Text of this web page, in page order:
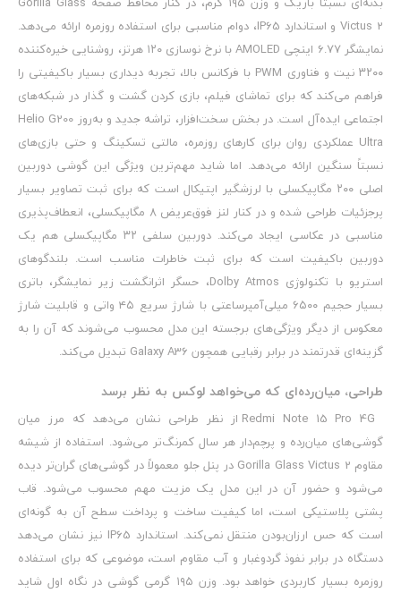
Victus 2 و استاندارد IP65، دوام مناسبی برای استفاده روزمره ارائه می‌دهد.
نمایشگر ۶.۷۷ اینچی AMOLED با نرخ نوسازی ۱۲۰ هرتز، روشنایی خیره‌کننده
۳۲۰۰ نیت و فناوری PWM با فرکانس بالا، تجربه دیداری بسیار باکیفیتی را
فراهم می‌کند که برای تماشای فیلم، بازی کردن گشت و گذار در شبکه‌های
اجتماعی ایده‌آل است. در بخش سخت‌افزار، تراشه جدید و به‌روز Helio G200
Ultra عملکردی روان برای کارهای روزمره، مالتی تسکینگ و حتی بازی‌های
نسبتاً سنگین ارائه می‌دهد. اما شاید مهم‌ترین ویژگی این گوشی دوربین
اصلی ۲۰۰ مگاپیکسلی با لرزشگیر اپتیکال است که برای ثبت تصاویر بسیار
پرجزئیات طراحی شده و در کنار لنز فوق‌عریض ۸ مگاپیکسلی، انعطاف‌پذیری
مناسبی در عکاسی ایجاد می‌کند. دوربین سلفی ۳۲ مگاپیکسلی هم یک
دوربین باکیفیت است که برای ثبت خاطرات مناسب است. بلندگوهای
استریو با تکنولوژی Dolby Atmos، حسگر اثرانگشت زیر نمایشگر، باتری
بسیار حجیم ۶۵۰۰ میلی‌آمپرساعتی با شارژ سریع ۴۵ واتی و قابلیت شارژ
معکوس از دیگر ویژگی‌های برجسته این مدل محسوب می‌شوند که آن را به
گزینه‌ای قدرتمند در برابر رقبایی همچون Galaxy A36 تبدیل می‌کند.
طراحی، میان‌رده‌ای که می‌خواهد لوکس به نظر برسد
Redmi Note 15 Pro 4G از نظر طراحی نشان می‌دهد که مرز میان
گوشی‌های میان‌رده و پرچم‌دار هر سال کمرنگ‌تر می‌شود. استفاده از شیشه
مقاوم Gorilla Glass Victus 2 در پنل جلو معمولاً در گوشی‌های گران‌تر دیده
می‌شود و حضور آن در این مدل یک مزیت مهم محسوب می‌شود. قاب
پشتی پلاستیکی است، اما کیفیت ساخت و پرداخت سطح آن به گونه‌ای
است که حس ارزان‌بودن منتقل نمی‌کند. استاندارد IP65 نیز نشان می‌دهد
دستگاه در برابر نفوذ گردوغبار و آب مقاوم است، موضوعی که برای استفاده
روزمره بسیار کاربردی خواهد بود. وزن ۱۹۵ گرمی گوشی در نگاه اول شاید